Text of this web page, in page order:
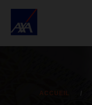
ACCUEIL